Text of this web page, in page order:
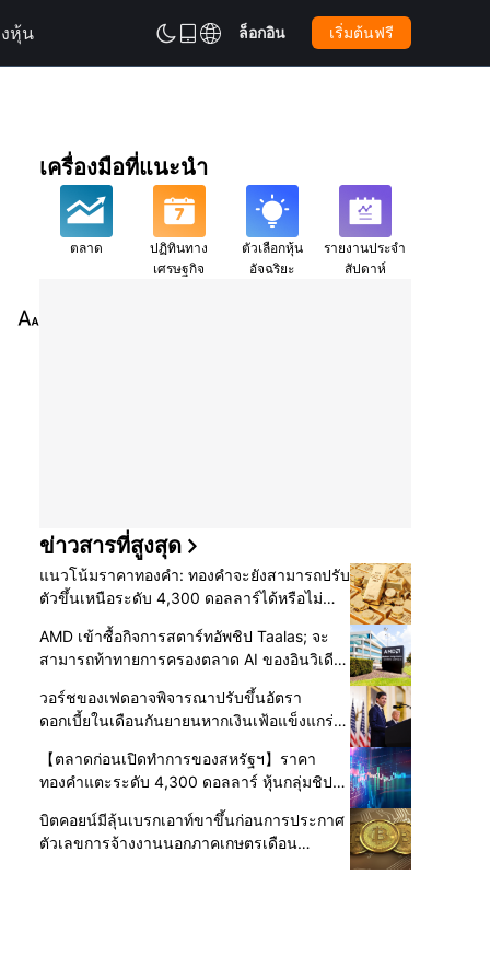
หุ้น  ล็อกอิน เริ่มต้นฟรี

เครื่องมือที่แนะนำ
ตลาด
ปฏิทินทาง
เศรษฐกิจ
ตัวเลือกหุ้น
อัจฉริยะ
รายงานประจำ
สัปดาห์
ข่าวสารที่สูงสุด
แนวโน้มราคาทองคำ: ทองคำจะยังสามารถปรับ
ตัวขึ้นเหนือระดับ 4,300 ดอลลาร์ได้หรือไม่
กรกฎาคม?
AMD เข้าซื้อกิจการสตาร์ทอัพชิป Taalas; จะ
สามารถท้าทายการครองตลาด AI ของอินวิเดีย
วอร์ชของเฟดอาจพิจารณาปรับขึ้นอัตรา
ดอกเบี้ยในเดือนกันยายนหากเงินเฟ้อแข็งแกร่ง,
ความเรียบง่าย
【ตลาดก่อนเปิดทำการของสหรัฐฯ】ราคา
ทองคำแตะระดับ 4,300 ดอลลาร์ หุ้นกลุ่มชิป
เกษตรเป็นจุดสนใจ
บิตคอยน์มีลุ้นเบรกเอาท์ขาขึ้นก่อนการประกาศ
ตัวเลขการจ้างงานนอกภาคเกษตรเดือน